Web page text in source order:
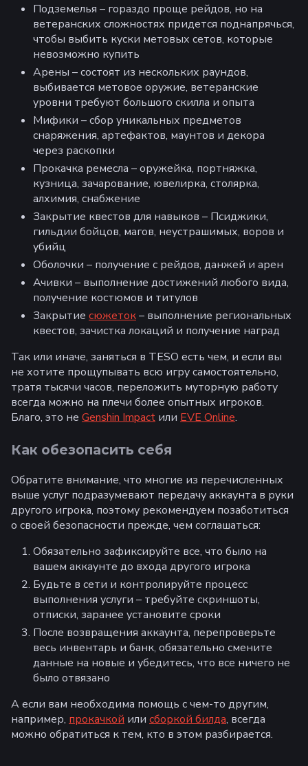
Подземелья – гораздо проще рейдов, но на
ветеранских сложностях придется поднапрячься,
чтобы выбить куски метовых сетов, которые
невозможно купить
Арены – состоят из нескольких раундов,
выбивается метовое оружие, ветеранские
уровни требуют большого скилла и опыта
Мифики – сбор уникальных предметов
снаряжения, артефактов, маунтов и декора
через раскопки
Прокачка ремесла – оружейка, портняжка,
кузница, зачарование, ювелирка, столярка,
алхимия, снабжение
Закрытие квестов для навыков – Псиджики,
гильдии бойцов, магов, неустрашимых, воров и
убийц
Оболочки – получение с рейдов, данжей и арен
Ачивки – выполнение достижений любого вида,
получение костюмов и титулов
Закрытие сюжеток– выполнение региональных
квестов, зачистка локаций и получение наград
Так или иначе, заняться в TESO есть чем, и если вы
не хотите прощупывать всю игру самостоятельно,
тратя тысячи часов, переложить муторную работу
всегда можно на плечи более опытных игроков.
Благо, это не Genshin Impact или EVE Online.
Как обезопасить себя
Обратите внимание, что многие из перечисленных
выше услуг подразумевают передачу аккаунта в руки
другого игрока, поэтому рекомендуем позаботиться
о своей безопасности прежде, чем соглашаться:
Обязательно зафиксируйте все, что было на
вашем аккаунте до входа другого игрока
Будьте в сети и контролируйте процесс
выполнения услуги – требуйте скриншоты,
отписки, заранее установите сроки
После возвращения аккаунта, перепроверьте
весь инвентарь и банк, обязательно смените
данные на новые и убедитесь, что все ничего не
было отвязано
А если вам необходима помощь с чем-то другим,
например, прокачкой или сборкой билда, всегда
можно обратиться к тем, кто в этом разбирается.